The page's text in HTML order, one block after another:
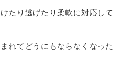
たり逃げたり柔軟に対応して
れてどうにもならなくなった